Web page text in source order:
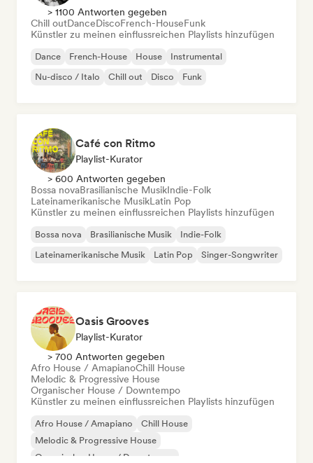
> 1100 Antworten gegeben
Chill outDanceDiscoFrench-HouseFunk
Künstler zu meinen einflussreichen Playlists hinzufügen
Dance French-House House
Instrumental
Nu-disco / Italo
Chill out Disco Funk
Café con Ritmo
Playlist-Kurator
> 600 Antworten gegeben
Bossa novaBrasilianische MusikIndie-Folk
Lateinamerikanische MusikLatin Pop
Künstler zu meinen einflussreichen Playlists hinzufügen
Bossa nova Brasilianische Musik
Indie-Folk
Lateinamerikanische Musik
Latin Pop Singer-Songwriter
Oasis Grooves
Playlist-Kurator
> 700 Antworten gegeben
Afro House / AmapianoChill House
Melodic & Progressive House
Organischer House / Downtempo
Künstler zu meinen einflussreichen Playlists hinzufügen
Afro House / Amapiano
Chill House
Melodic & Progressive House
Organischer House / Downtempo